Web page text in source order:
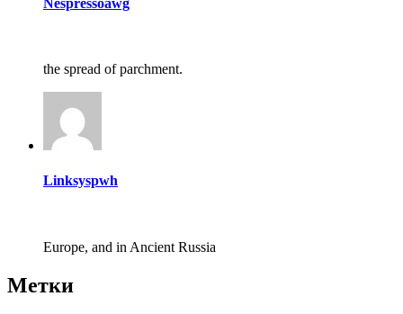
the spread of parchment.
Linksyspwh
Europe, and in Ancient Russia
Метки